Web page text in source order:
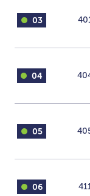
03
04
05
06